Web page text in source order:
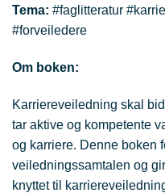
Tema: #faglitteratur
#forveiledere
Om boken:
Karriereveiledning skal
tar aktive og kompetente
og karriere. Denne boken
veiledningssamtalen og
knyttet til